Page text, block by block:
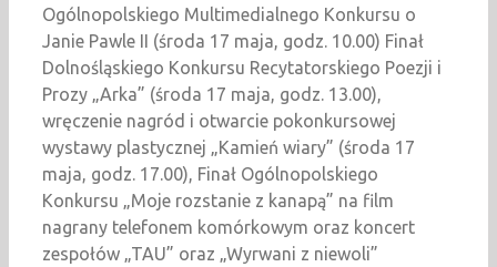
Ogólnopolskiego Multimedialnego Konkursu o
Janie Pawle II (środa 17 maja, godz. 10.00) Finał
Dolnośląskiego Konkursu Recytatorskiego Poezji i
Prozy „Arka” (środa 17 maja, godz. 13.00),
wręczenie nagród i otwarcie pokonkursowej
wystawy plastycznej „Kamień wiary” (środa 17
maja, godz. 17.00), Finał Ogólnopolskiego
Konkursu „Moje rozstanie z kanapą” na film
nagrany telefonem komórkowym oraz koncert
zespołów „TAU” oraz „Wyrwani z niewoli”